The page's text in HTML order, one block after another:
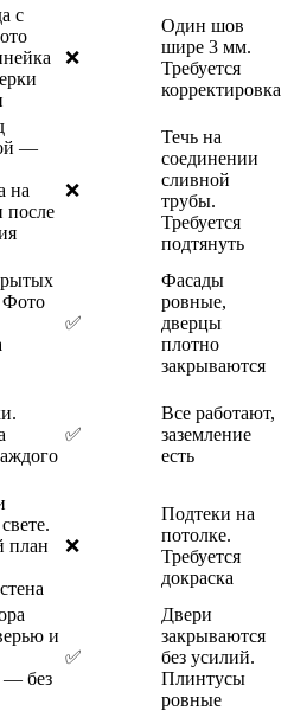
с
❌
Один шов
шире 3 мм.
Требуется
корректировка
—
на
после
❌
Течь на
соединении
сливной
трубы.
Требуется
подтянуть
Фото
✅
Фасады
ровные,
дверцы
плотно
закрываются
✅
Все работают,
заземление
есть
план
❌
Подтеки на
потолке.
Требуется
докраска
и
— без
✅
Двери
закрываются
без усилий.
Плинтусы
ровные